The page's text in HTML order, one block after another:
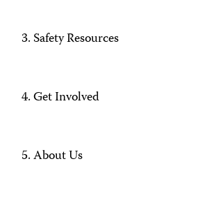
Safety Resources
Get Involved
About Us